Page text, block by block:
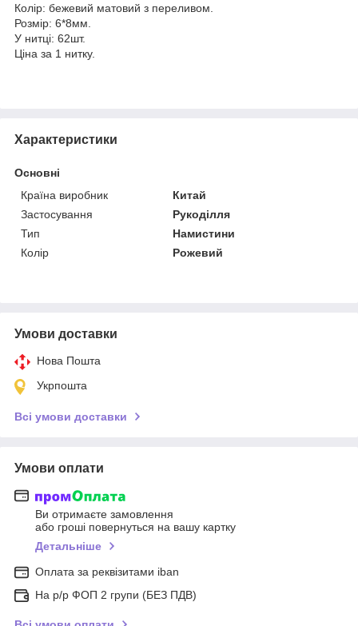
Колір: бежевий матовий з переливом.
Розмір: 6*8мм.
У нитці: 62шт.
Ціна за 1 нитку.
Характеристики
Основні
Країна виробник
Китай
Застосування
Рукоділля
Тип
Намистини
Колір
Рожевий
Умови доставки
Нова Пошта
Укрпошта
Всі умови доставки
Умови оплати
Ви отримаєте замовлення
або гроші повернуться на вашу картку
Детальніше
Оплата за реквізитами iban
На р/р ФОП 2 групи (БЕЗ ПДВ)